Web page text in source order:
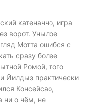
катеначчо, игра
ворот. Унылое
Мотта ошибся с
сразу более
Ромой, того
Йилдыз практически
Консейсао,
ни о чём, не